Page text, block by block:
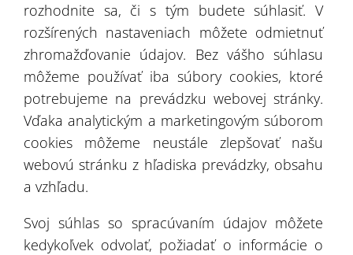
rozhodnite sa, či s tým budete súhlasiť. V
rozšírených nastaveniach môžete odmietnuť
zhromažďovanie údajov. Bez vášho súhlasu
môžeme používať iba súbory cookies, ktoré
potrebujeme na prevádzku webovej stránky.
Vďaka analytickým a marketingovým súborom
cookies môžeme neustále zlepšovať našu
webovú stránku z hľadiska prevádzky, obsahu
a vzhľadu.
Svoj súhlas so spracúvaním údajov môžete
kedykoľvek odvolať, požiadať o informácie o